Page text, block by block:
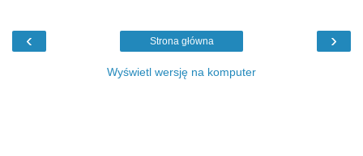
‹ ›
Strona główna
Wyświetl wersję na komputer